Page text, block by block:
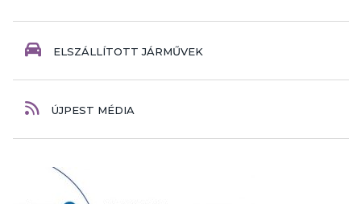
ELSZÁLLÍTOTT JÁRMŰVEK
ÚJPEST MÉDIA